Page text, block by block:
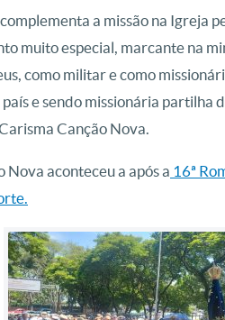
a missão na Igreja
muito especial, marcante na
como militar e como
e sendo missionária partilha
Canção Nova.
Nova aconteceu a após a 16ª